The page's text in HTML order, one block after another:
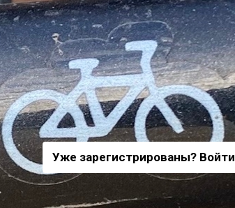
Уже зарегистрированы? Войти